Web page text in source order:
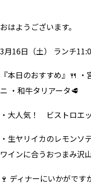
おはようございます。
3月16日（土） ランチ
『本日のおすすめ』🍴
ニ ・和牛タリアータ🥩
・大人気！ ビストロエ
・生ヤリイカのレモンソ
ワインに合うおつまみ沢
🍷 ディナーにいかがで